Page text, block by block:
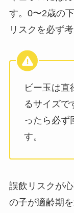
す。0〜2歳の
リスクを必ず
ビー玉は直
るサイズで
ったら必ず
す。
誤飲リスクが
の子が適齢期